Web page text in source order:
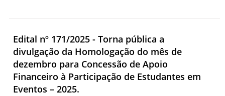
Edital nº 171/2025 - Torna pública a
divulgação da Homologação do mês de
dezembro para Concessão de Apoio
Financeiro à Participação de Estudantes em
Eventos – 2025.